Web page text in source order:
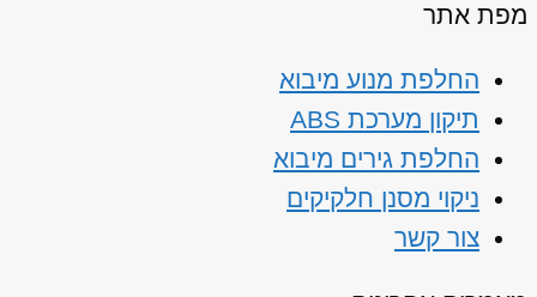
מפת אתר
החלפת מנוע מיבוא
תיקון מערכת ABS
החלפת גירים מיבוא
ניקוי מסנן חלקיקים
צור קשר